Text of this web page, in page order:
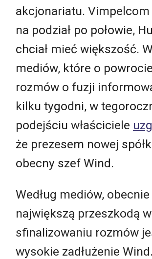
akcjonariatu. Vimpelcom
na podział po połowie,
chciał mieć większość.
mediów, które o
rozmów o fuzji
kilku tygodni, w
podejściu właściciele
że prezesem nowej
obecny szef Wind.
Według mediów, obecnie
największą przeszkodą w
sfinalizowaniu rozmów
wysokie zadłużenie